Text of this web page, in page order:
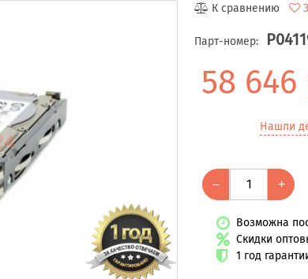
К сравнению
Парт-номер:
58 646
Нашли
– +
Возможна
Скидки
1 год